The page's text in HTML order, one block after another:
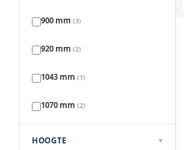
1880 mm
1923 mm
1945 mm
2000 mm
900 mm (3)
920 mm (2)
1043 mm (1)
1070 mm (2)
HOOGTE ▾